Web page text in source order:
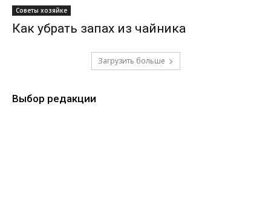
Советы хозяйке
Как убрать запах из чайника
Загрузить больше
Выбор редакции